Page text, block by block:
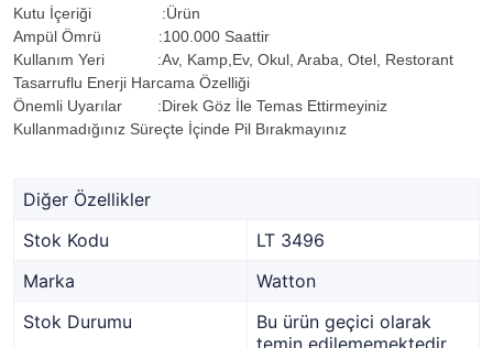
Kutu İçeriği :Ürün
Ampül Ömrü :100.000 Saattir
Kullanım Yeri :Av, Kamp,Ev, Okul, Araba, Otel, Restorant
Tasarruflu Enerji Harcama Özelliği
Önemli Uyarılar :Direk Göz İle Temas Ettirmeyiniz
Kullanmadığınız Süreçte İçinde Pil Bırakmayınız
Diğer Özellikler
Stok Kodu
LT 3496
Marka
Watton
Stok Durumu
Bu ürün geçici olarak
temin edilememektedir.